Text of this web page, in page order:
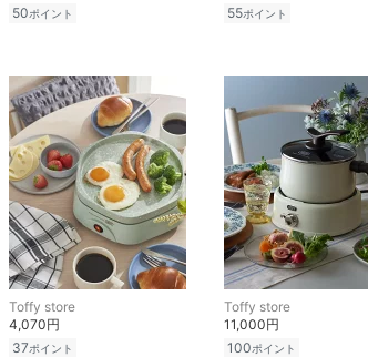
50ポイント
55ポイント
Toffy store
4,070円
37ポイント
Toffy store
11,000円
100ポイント